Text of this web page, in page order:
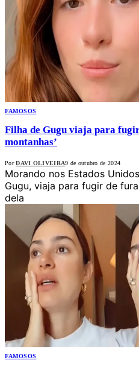
FAMOSOS
Filha de Gugu viaja para
montanhas’
Por DAVI OLIVEIRA9 de outubro de 2024
Morando nos Estados
Gugu, viaja para fugir de
dela
FAMOSOS